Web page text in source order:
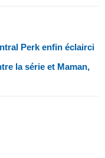
Perk enfin éclairci
la série et Maman,